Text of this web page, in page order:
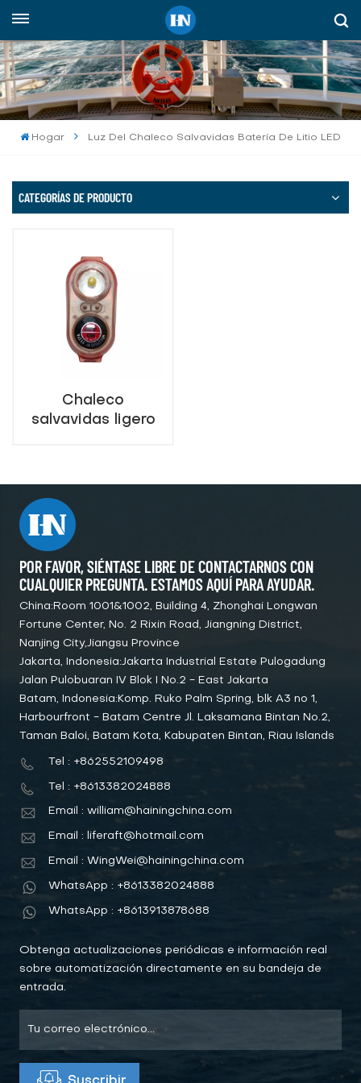
Español
English
русский
Hogar Luz Del Chaleco Salvavidas Batería De Litio LED
CATEGORÍAS DE PRODUCTO
Chaleco
salvavidas ligero
CE aprobado
POR FAVOR, SIÉNTASE LIBRE DE CONTACTARNOS CON
CUALQUIER PREGUNTA. ESTAMOS AQUÍ PARA AYUDAR.
China:Room 1001&1002, Building 4, Zhonghai Longwan
Fortune Center, No. 2 Rixin Road, Jiangning District,
Nanjing City,Jiangsu Province
Jakarta, Indonesia:Jakarta Industrial Estate Pulogadung
Jalan Pulobuaran IV Blok I No.2 - East Jakarta
Batam, Indonesia:Komp. Ruko Palm Spring, blk A3 no 1,
Harbourfront - Batam Centre Jl. Laksamana Bintan No.2,
Taman Baloi, Batam Kota, Kabupaten Bintan, Riau Islands
Tel : +862552109498
Tel : +8613382024888
Email : william@hainingchina.com
Email : liferaft@hotmail.com
Email : WingWei@hainingchina.com
WhatsApp : +8613382024888
WhatsApp : +8613913878688
Obtenga actualizaciones periódicas e información real
sobre automatización directamente en su bandeja de
entrada.